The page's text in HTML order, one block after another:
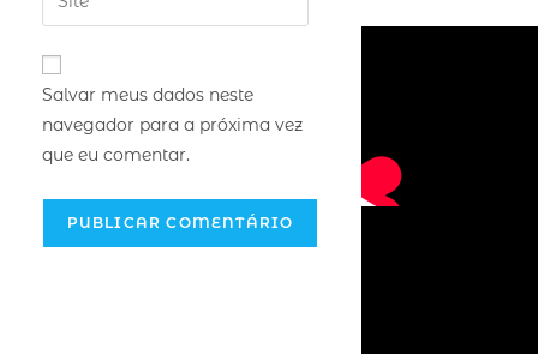
Salvar meus dados neste
navegador para a próxima vez
que eu comentar.